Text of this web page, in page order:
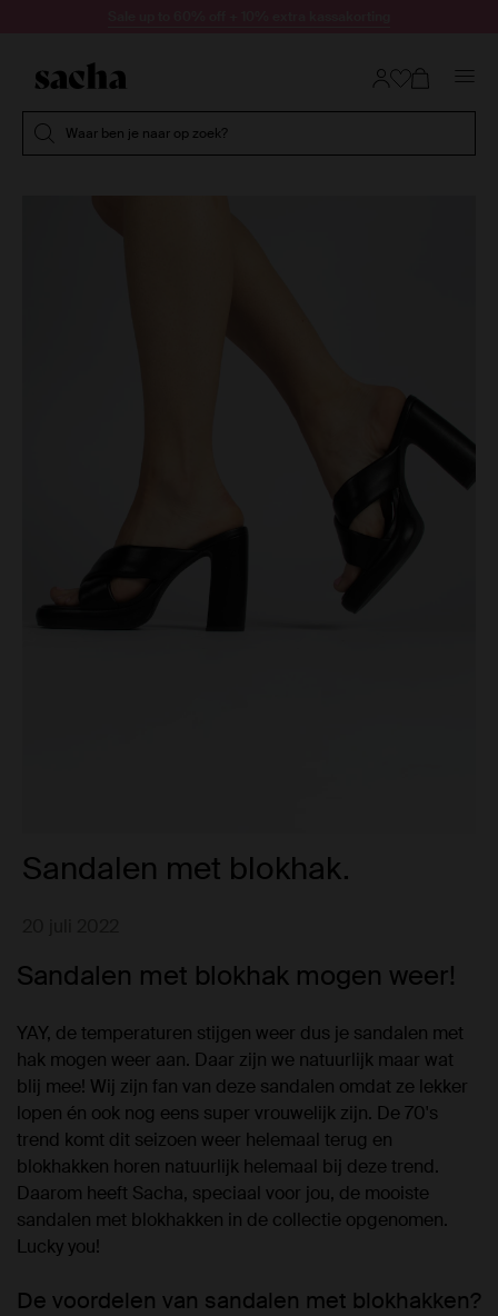
Waar ben je naar op zoek?
Sandalen met blokhak.
Sandalen met blokhak mogen weer!
YAY, de temperaturen stijgen weer dus je sandalen met
hak mogen weer aan. Daar zijn we natuurlijk maar wat
blij mee! Wij zijn fan van deze sandalen omdat ze lekker
lopen én ook nog eens super vrouwelijk zijn. De 70's
trend komt dit seizoen weer helemaal terug en
blokhakken horen natuurlijk helemaal bij deze trend.
Daarom heeft Sacha, speciaal voor jou, de mooiste
sandalen met blokhakken in de collectie opgenomen.
Lucky you!
De voordelen van sandalen met blokhakken?